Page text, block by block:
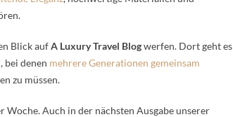
Blick aufA Luxury Travel Blogwerfen. Dort geht es
, bei denen mehrere Generationen gemeinsam
zu müssen.
Auch in der nächsten Ausgabe unserer